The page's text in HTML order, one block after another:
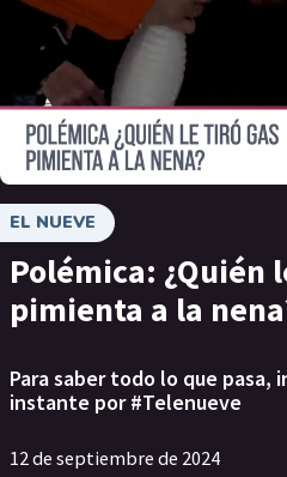
EL NUEVE
Polémica: ¿Quién
pimienta a la
Para saber todo lo que pasa,
instante por #Telenueve
12 de septiembre de 2024